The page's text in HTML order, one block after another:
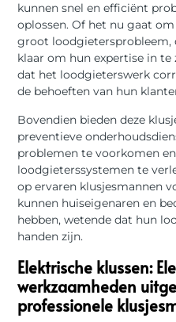
kunnen snel en efficiënt
oplossen. Of het nu gaat
groot loodgietersprobleem,
klaar om hun expertise in
dat het loodgieterswerk
de behoeften van hun
Bovendien bieden deze
preventieve
problemen te voorkomen
loodgieterssystemen te
op ervaren klusjesmannen
kunnen huiseigenaren en
hebben, wetende dat hun
handen zijn.
Elektrische klussen:
werkzaamheden
professionele